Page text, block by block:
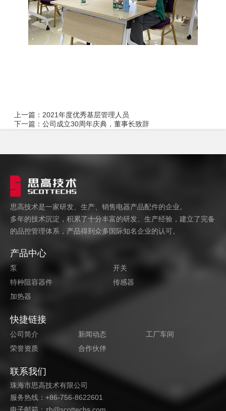
上一篇： 2021年度优秀基层管理人员
下一篇： 公司成立30周年庆典，董事长致辞
思高技术是一家研发、生产、销售电器产品配件的企业。
多年的技术沉淀，积累了十分丰富的研发、生产经验，建立了完备
的品控管理体系，产品得到众多国际知名企业的认可。
产品中心
泵
开关
特种阻容器件
传感器
加热器
快捷链接
公司简介 新闻动态
工厂车间
荣誉资质
合作伙伴
联系我们
珠海市思高技术有限公司
服务热线：+86-756-8622601
电子邮箱：zh@scottechs.com